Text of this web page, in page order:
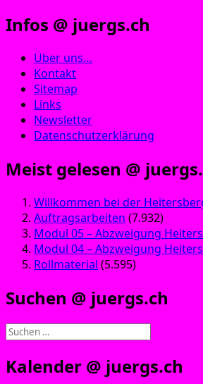
Infos @ juergs.ch
Über uns…
Kontakt
Sitemap
Links
Newsletter
Datenschutzerklärung
Meist gelesen @
Willkommen bei der
Auftragsarbeiten (7.932)
Modul 05 – Abzweigung
Modul 04 – Abzweigung
Rollmaterial (5.595)
Suchen @ juergs.ch
Suchen
Kalender @ juergs.ch